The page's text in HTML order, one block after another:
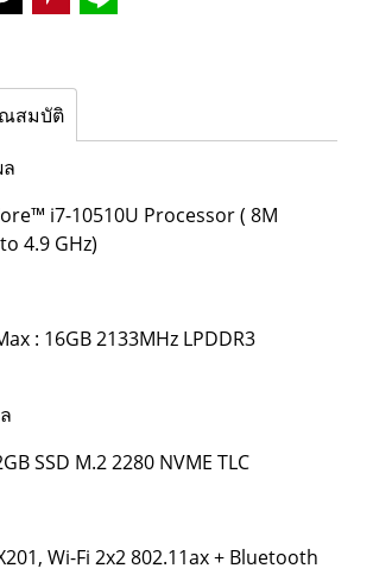
ณสมบัติ
i7-10510U Processor ( 8M
4.9 GHz)
: 16GB 2133MHz LPDDR3
SSD M.2 2280 NVME TLC
Wi-Fi 2x2 802.11ax + Bluetooth